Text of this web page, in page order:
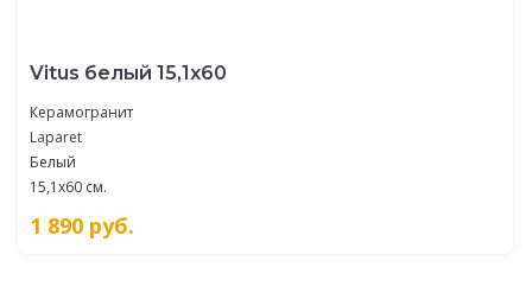
Vitus белый 15,1х60
Керамогранит
Laparet
Белый
15,1x60 см.
1 890 руб.